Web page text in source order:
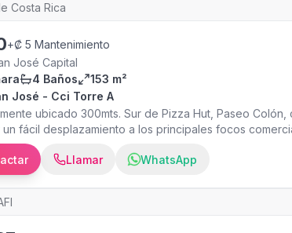
Costa Rica
+₡ 5 Mantenimiento
José Capital
4 Baños
153 m²
José - Cci Torre A
ubicado 300mts. Sur de Pizza Hut, Paseo
fácil desplazamiento a los principales focos
desempeño. Dos torres gemelas de moderno
para lograr el cumplimiento de sus proyectos.
Llamar WhatsApp